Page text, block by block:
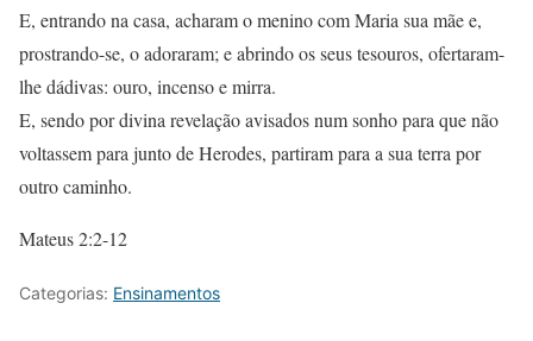
E, entrando na casa, acharam o menino com Maria sua mãe e,
prostrando-se, o adoraram; e abrindo os seus tesouros, ofertaram-
lhe dádivas: ouro, incenso e mirra.
E, sendo por divina revelação avisados num sonho para que não
voltassem para junto de Herodes, partiram para a sua terra por
outro caminho.
Mateus 2:2-12
Categorias: Ensinamentos